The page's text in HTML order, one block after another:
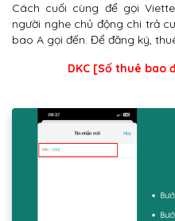
Cách cuối cùng để gọi
người nghe chủ động chi trả
bao A gọi đến. Để đăng ký,
DKC [Số thuê bao